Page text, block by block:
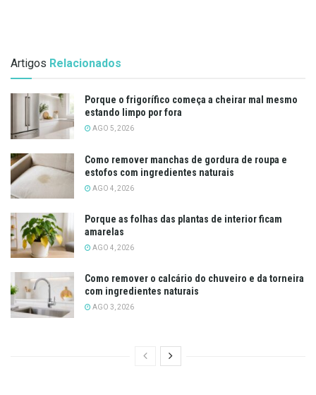
Artigos Relacionados
Porque o frigorífico começa a cheirar mal mesmo
estando limpo por fora
AGO 5, 2026
Como remover manchas de gordura de roupa e
estofos com ingredientes naturais
AGO 4, 2026
Porque as folhas das plantas de interior ficam
amarelas
AGO 4, 2026
Como remover o calcário do chuveiro e da torneira
com ingredientes naturais
AGO 3, 2026